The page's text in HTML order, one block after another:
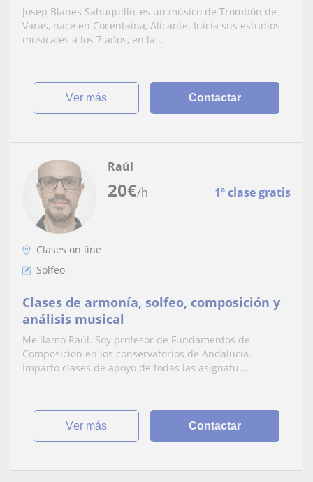
Josep Blanes Sahuquillo, es un músico de Trombón de
Varas, nace en Cocentaina, Alicante. Inicia sus estudios
musicales a los 7 años, en la...
ver más Contactar
20€/h 1ª clase gratis
Raúl
Clases on line
Solfeo
Clases de armonía, solfeo, composición y
análisis musical
Me llamo Raúl. Soy profesor de Fundamentos de
Composición en los conservatorios de Andalucía.
Imparto clases de apoyo de todas las asignatu...
ver más Contactar